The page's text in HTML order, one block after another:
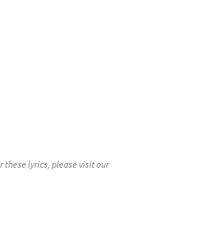
these lyrics, please visit our